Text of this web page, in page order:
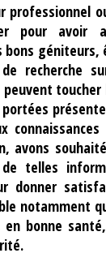
professionnel
pour avoir
géniteurs,
recherche
toucher
portées
connaissances
avons
telles
donner
notamment
en bonne